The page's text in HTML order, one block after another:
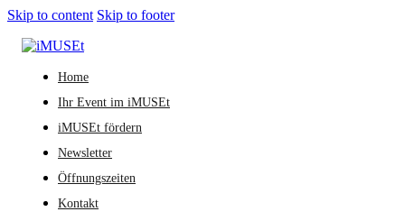
Skip to content Skip to footer
Home
Ihr Event im iMUSEt
iMUSEt fördern
Newsletter
Öffnungszeiten
Kontakt